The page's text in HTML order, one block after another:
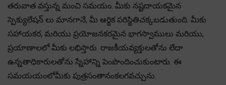
తరువాత వస్తున్న మంచి సమయం. మీకు నష్టదాయకమైన
స్పెక్యులేషన్ లు మానగానే, మీ ఆర్థిక పరిస్థితిచక్కబడుతుంది. మీకు
సహాయకర, మరియు ప్రయోజనకరమైన భాగస్వాములు మరియు,
ప్రయాణాలలో మీకు లభిస్తారు. రాజకీయవ్యక్తులతోను లేదా
ఉన్నతాధికారులతోను స్నేహాన్ని పెంపొందించుకుంటారు. ఈ
సమయయంలోమీకు పుత్రసంతానంకలగవచ్చును.